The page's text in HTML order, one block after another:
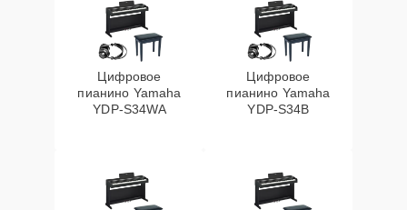
Цифровое
пианино Yamaha
YDP-S34WA
Цифровое
пианино Yamaha
YDP-S34B